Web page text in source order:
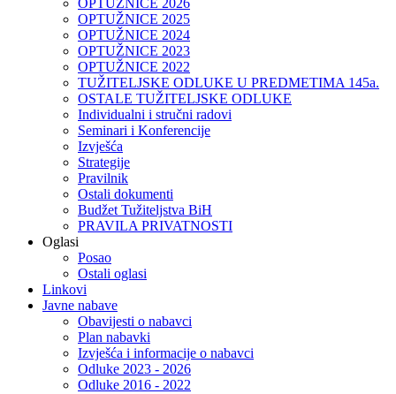
OPTUŽNICE 2026
OPTUŽNICE 2025
OPTUŽNICE 2024
OPTUŽNICE 2023
OPTUŽNICE 2022
TUŽITELJSKE ODLUKE U PREDMETIMA 145a.
OSTALE TUŽITELJSKE ODLUKE
Individualni i stručni radovi
Seminari i Konferencije
Izvješća
Strategije
Pravilnik
Ostali dokumenti
Budžet Tužiteljstva BiH
PRAVILA PRIVATNOSTI
Oglasi
Posao
Ostali oglasi
Linkovi
Javne nabave
Obavijesti o nabavci
Plan nabavki
Izvješća i informacije o nabavci
Odluke 2023 - 2026
Odluke 2016 - 2022